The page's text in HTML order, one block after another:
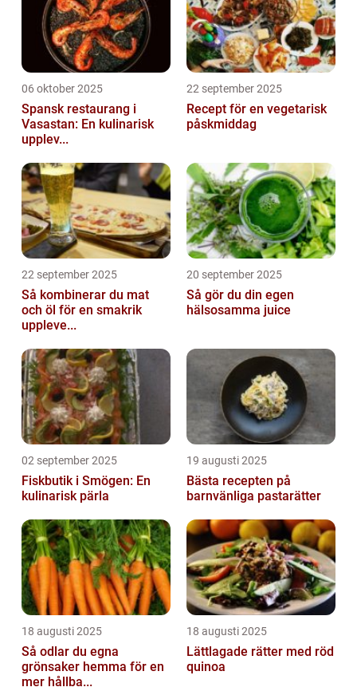
06 oktober 2025
Spansk restaurang i
Vasastan: En kulinarisk
upplev...
22 september 2025
Recept för en vegetarisk
påskmiddag
22 september 2025
Så kombinerar du mat
och öl för en smakrik
uppleve...
20 september 2025
Så gör du din egen
hälsosamma juice
02 september 2025
Fiskbutik i Smögen: En
kulinarisk pärla
19 augusti 2025
Bästa recepten på
barnvänliga pastarätter
18 augusti 2025
Så odlar du egna
grönsaker hemma för en
mer hållba...
18 augusti 2025
Lättlagade rätter med röd
quinoa